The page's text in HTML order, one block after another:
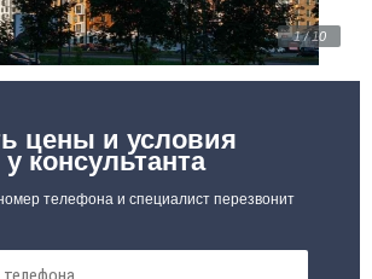
1 / 10
цены и условия
консультанта
телефона и специалист перезвонит